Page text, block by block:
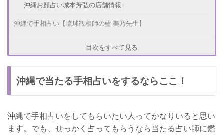
沖縄お顔占い城本芳弘の店舗情報
沖縄で手相占い【琉球観相師の藍 美乃先生】
さいごに
目次をすべて見る
沖縄で当たる手相占いをするならここ！
沖縄で手相占いをしてもらいたい人ってかなりいると思い
ます。でも、せっかく占ってもらうなら当たる占い師に鑑